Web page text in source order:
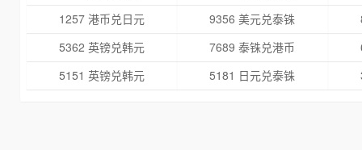
1257 港币兑日元
9356 美元兑泰铢
5362 英镑兑韩元
7689 泰铢兑港币
5151 英镑兑韩元
5181 日元兑泰铢